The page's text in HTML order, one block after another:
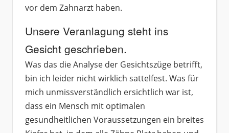
vor dem Zahnarzt haben.
Unsere Veranlagung steht ins
Gesicht geschrieben.
Was das die Analyse der Gesichtszüge betrifft,
bin ich leider nicht wirklich sattelfest. Was für
mich unmissverständlich ersichtlich war ist,
dass ein Mensch mit optimalen
gesundheitlichen Voraussetzungen ein breites